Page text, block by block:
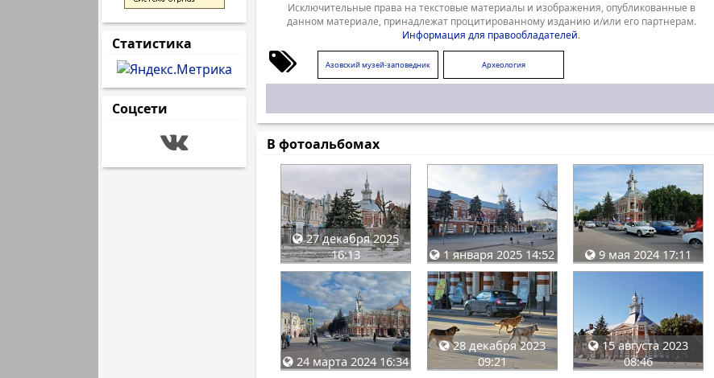
Статистика
Соцсети
Исключительные права на текстовые материалы и изображения, опубликованные в
данном материале, принадлежат процитированному изданию и/или его партнерам.
Информация для правообладателей.
Азовский музей-заповедник Археология
В фотоальбомах
27 декабря 2025
16:13
1 января 2025 14:52 9 мая 2024 17:11
24 марта 2024 16:34
28 декабря 2023
09:21
15 августа 2023
08:46